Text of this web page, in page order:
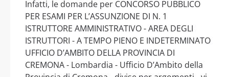
Infatti, le domande per CONCORSO PUBBLICO
PER ESAMI PER L’ASSUNZIONE DI N. 1
ISTRUTTORE AMMINISTRATIVO - AREA DEGLI
ISTRUTTORI - A TEMPO PIENO E INDETERMINATO
UFFICIO D’AMBITO DELLA PROVINCIA DI
CREMONA - Lombardia - Ufficio D’Ambito della